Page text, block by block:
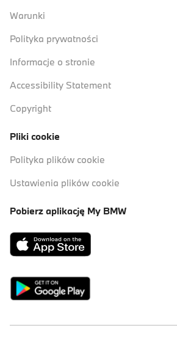
Warunki
Polityka prywatności
Informacje o stronie
Accessibility Statement
Copyright
Pliki cookie
Polityka plików cookie
Ustawienia plików cookie
Pobierz aplikację My BMW